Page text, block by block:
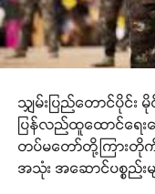
သျှမ်းပြည်တောင်ပိုင်း
ပြန်လည်ထူထောင်ရေး
တပ်မတော်တို့ကြားတိုက်
အသုံး အဆောင်ပစ္စည်း